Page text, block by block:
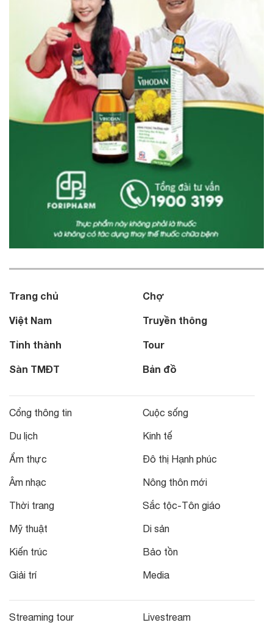
Trang chủ
Việt Nam
Tỉnh thành
Sàn TMĐT
Chợ
Truyền thông
Tour
Bản đồ
Cổng thông tin
Du lịch
Ẩm thực
Âm nhạc
Thời trang
Mỹ thuật
Kiến trúc
Giải trí
Cuộc sống
Kinh tế
Đô thị Hạnh phúc
Nông thôn mới
Sắc tộc-Tôn giáo
Di sản
Bảo tồn
Media
Streaming tour Livestream